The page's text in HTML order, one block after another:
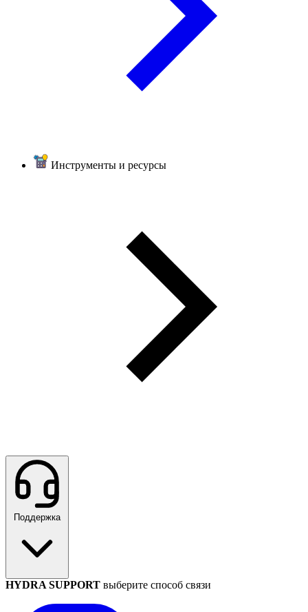
Инструменты и ресурсы
Поддержка
HYDRA SUPPORT выберите способ связи